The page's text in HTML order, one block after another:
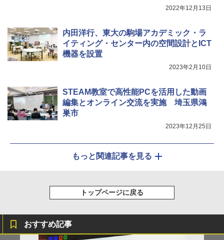
2022年12月13日
内田洋行、東大の駒場アカデミック・ラ
イティング・センター内の空間設計とICT
機器を設置
2023年2月10日
STEAM教室で高性能PCを活用した動画
編集とオンライン交流を実施 埼玉県鴻
巣市
2023年12月25日
もっと関連記事を見る
トップページに戻る
おすすめ記事